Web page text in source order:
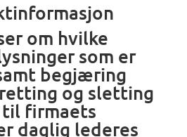
om hvilke
som er
begjæring
og sletting
til firmaets
daglig lederes